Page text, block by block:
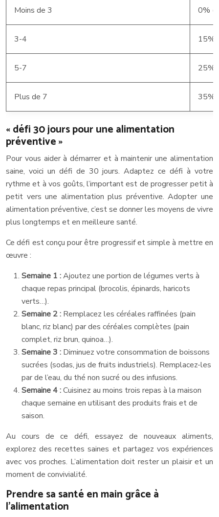
Moins de 3 0%
3-4 15%
5-7 25%
Plus de 7 35%
« défi 30 jours pour une alimentation
préventive »
Pour vous aider à démarrer et à maintenir une alimentation
saine, voici un défi de 30 jours. Adaptez ce défi à votre
rythme et à vos goûts, l’important est de progresser petit à
petit vers une alimentation plus préventive. Adopter une
alimentation préventive, c’est se donner les moyens de vivre
plus longtemps et en meilleure santé.
Ce défi est conçu pour être progressif et simple à mettre en
œuvre :
Semaine 1 :Ajoutez une portion de légumes verts à
chaque repas principal (brocolis, épinards, haricots
verts…).
Semaine 2 : Remplacez les céréales raffinées (pain
blanc, riz blanc) par des céréales complètes (pain
complet, riz brun, quinoa…).
Semaine 3 : Diminuez votre consommation de boissons
sucrées (sodas, jus de fruits industriels). Remplacez-les
par de l’eau, du thé non sucré ou des infusions.
Semaine 4 :Cuisinez au moins trois repas à la maison
chaque semaine en utilisant des produits frais et de
saison.
Au cours de ce défi, essayez de nouveaux aliments,
explorez des recettes saines et partagez vos expériences
avec vos proches. L’alimentation doit rester un plaisir et un
moment de convivialité.
Prendre sa santé en main grâce à
l’alimentation